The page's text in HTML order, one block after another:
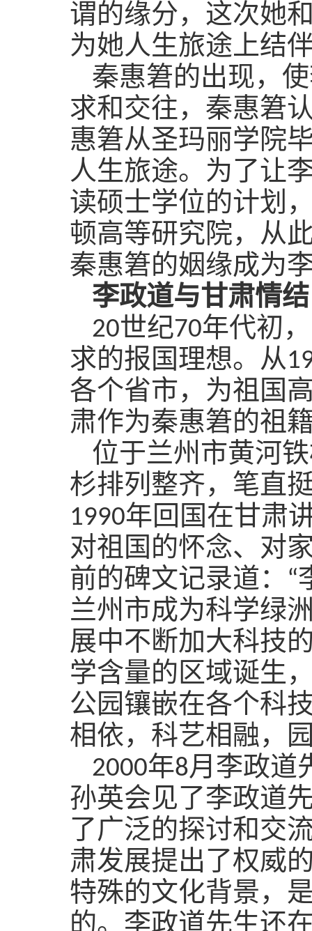
谓的缘分，这次她
为她人生旅途上结
秦惠䇹的出现，
求和交往，秦惠䇹
惠䇹从圣玛丽学院
人生旅途。为了让
读硕士学位的计划
顿高等研究院，从
秦惠䇹的姻缘成为
李政道与甘肃情结
20世纪70年代初
求的报国理想。从
各个省市，为祖国
肃作为秦惠䇹的祖
位于兰州市黄河
杉排列整齐，笔直
1990年回国在甘肃
对祖国的怀念、对
前的碑文记录道：
兰州市成为科学绿
展中不断加大科技
学含量的区域诞生
公园镶嵌在各个科
相依，科艺相融，
2000年8月李政道
孙英会见了李政道
了广泛的探讨和交
肃发展提出了权威
特殊的文化背景，